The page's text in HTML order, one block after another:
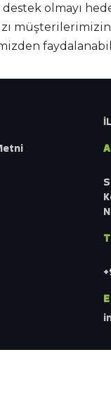
olmayı
müşterilerimizin